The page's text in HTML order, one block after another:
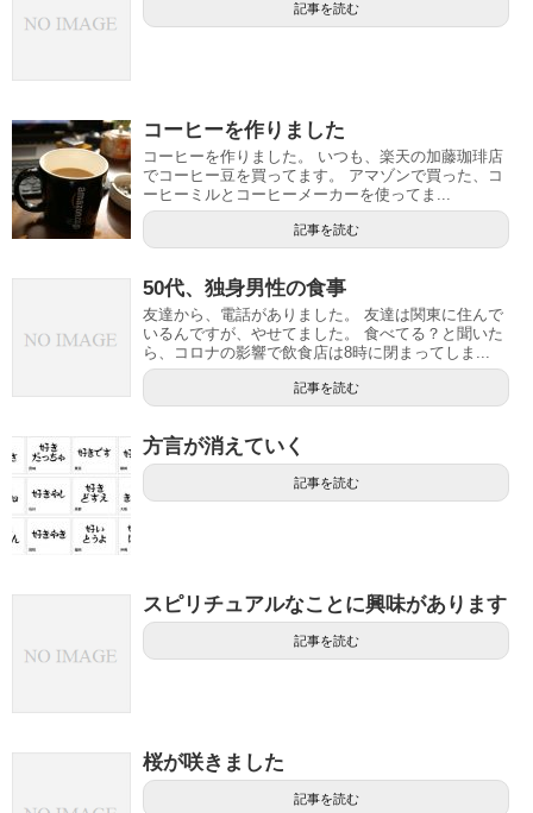
記事を読む
コーヒーを作りました
コーヒーを作りました。 いつも、楽天の加藤珈琲店
でコーヒー豆を買ってます。 アマゾンで買った、コ
ーヒーミルとコーヒーメーカーを使ってま...
記事を読む
50代、独身男性の食事
友達から、電話がありました。 友達は関東に住んで
いるんですが、やせてました。 食べてる？と聞いた
ら、コロナの影響で飲食店は8時に閉まってしま...
記事を読む
方言が消えていく
記事を読む
スピリチュアルなことに興味があります
記事を読む
桜が咲きました
記事を読む